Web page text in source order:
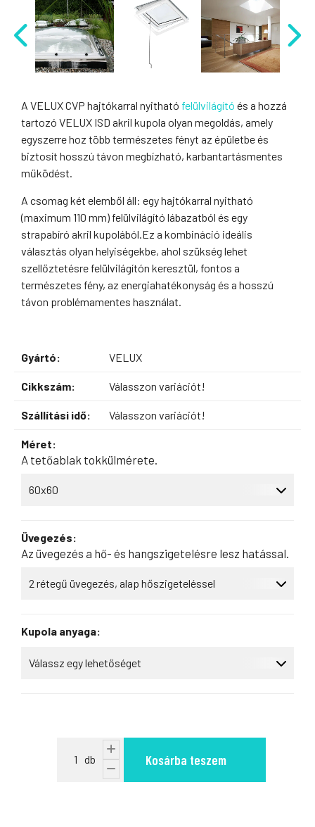
A VELUX CVP hajtókarral nyitható felülvilágító és a hozzá
tartozó VELUX ISD akril kupola olyan megoldás, amely
egyszerre hoz több természetes fényt az épületbe és
biztosít hosszú távon megbízható, karbantartásmentes
működést.
A csomag két elemből áll: egy hajtókarral nyitható
(maximum 110 mm) felülvilágító lábazatból és egy
strapabíró akril kupolából.Ez a kombináció ideális
választás olyan helyiségekbe, ahol szükség lehet
szellőztetésre felülvilágítón keresztül, fontos a
természetes fény, az energiahatékonyság és a hosszú
távon problémamentes használat.
Gyártó: VELUX
Cikkszám: Válasszon variációt!
Szállítási idő: Válasszon variációt!
Méret:
A tetőablak tokkülmérete.
Üvegezés:
Az üvegezés a hő- és hangszigetelésre lesz hatással.
Kupola anyaga:
Kosárba teszem